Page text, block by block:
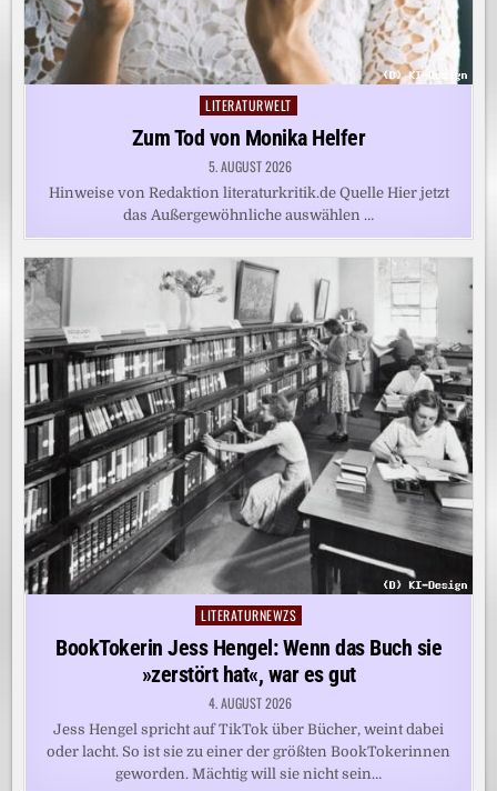
Posted
in
LITERATURWELT
Zum Tod von Monika Helfer
5. AUGUST 2026
Hinweise von Redaktion literaturkritik.de Quelle Hier jetzt
das Außergewöhnliche auswählen …
Posted
LITERATURNEWZS
BookTokerin Jess Hengel: Wenn das Buch sie
»zerstört hat«, war es gut
4. AUGUST 2026
Jess Hengel spricht auf TikTok über Bücher, weint dabei
oder lacht. So ist sie zu einer der größten BookTokerinnen
geworden. Mächtig will sie nicht sein…